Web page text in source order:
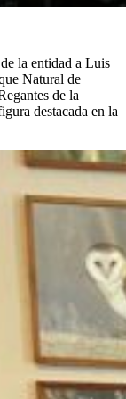
la entidad a Luis
Natural de
de la
destacada en la